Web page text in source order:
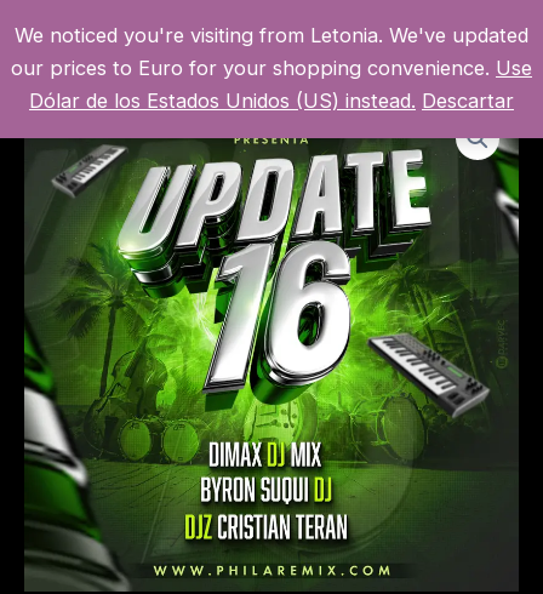
contenido
MI CUENTA
We noticed you're visiting from Letonia. We've updated
our prices to Euro for your shopping convenience. Use
Dólar de los Estados Unidos (US) instead. Descartar